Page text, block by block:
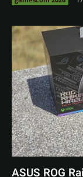
ASUS ROG